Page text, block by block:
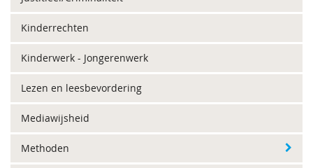
Kinderrechten
Kinderwerk - Jongerenwerk
Lezen en leesbevordering
Mediawijsheid
Methoden